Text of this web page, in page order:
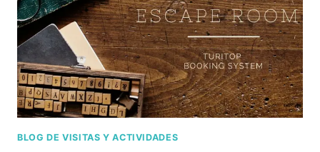
ESPAÑA
CON
ESCAPE
ROOM
LOVER
BLOG DE VISITAS Y ACTIVIDADES